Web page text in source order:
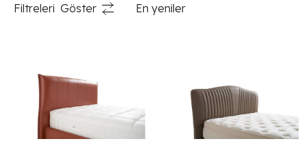
Filtreleri Göster En yeniler